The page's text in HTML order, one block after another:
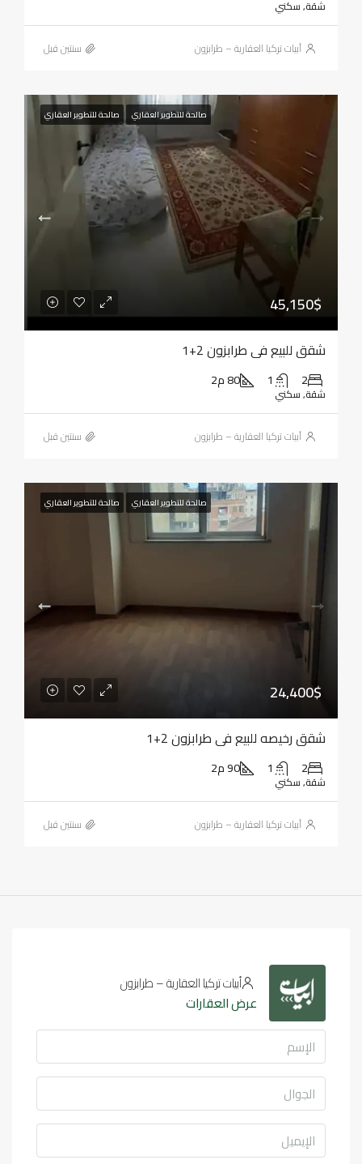
شقة, سكني
أبيات تركيا العقارية – طرابزون ‏سنتين قبل
صالحة للتطوير العقاري صالحة للتطوير العقاري
45,150$
شقق للبيع في طرابزون 2+1
2
1 80 م2
شقة, سكني
أبيات تركيا العقارية – طرابزون ‏سنتين قبل
صالحة للتطوير العقاري صالحة للتطوير العقاري
24,400$
شقق رخيصه للبيع في طرابزون 2+1
2
1 90 م2
شقة, سكني
أبيات تركيا العقارية – طرابزون ‏سنتين قبل
أبيات تركيا العقارية – طرابزون
عرض العقارات